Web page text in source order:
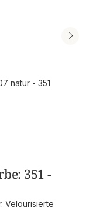
natur - 351
351 -
Velourisierte